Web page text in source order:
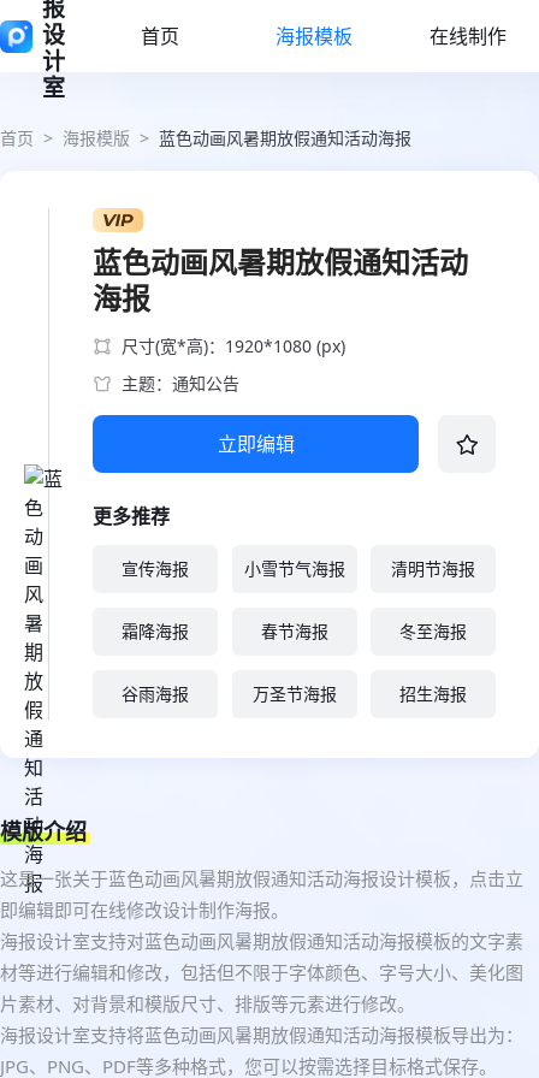
报
设
计
室
首页 海报模板 在线制作
首页 > 海报模版 > 蓝色动画风暑期放假通知活动海报
蓝色动画风暑期放假通知活动
海报
尺寸(宽*高)：1920*1080 (px)
主题：通知公告
立即编辑
更多推荐
宣传海报 小雪节气海报 清明节海报
霜降海报 春节海报 冬至海报
谷雨海报 万圣节海报 招生海报
模版介绍
这是一张关于蓝色动画风暑期放假通知活动海报设计模板，点击立
即编辑即可在线修改设计制作海报。
海报设计室支持对蓝色动画风暑期放假通知活动海报模板的文字素
材等进行编辑和修改，包括但不限于字体颜色、字号大小、美化图
片素材、对背景和模版尺寸、排版等元素进行修改。
海报设计室支持将蓝色动画风暑期放假通知活动海报模板导出为：
JPG、PNG、PDF等多种格式，您可以按需选择目标格式保存。